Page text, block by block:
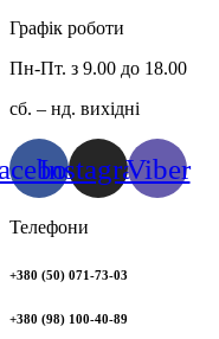
Графік роботи
Пн-Пт. з 9.00 до 18.00
сб. – нд. вихідні
InstagramViber
Телефони
+380 (50) 071-73-03
+380 (98) 100-40-89